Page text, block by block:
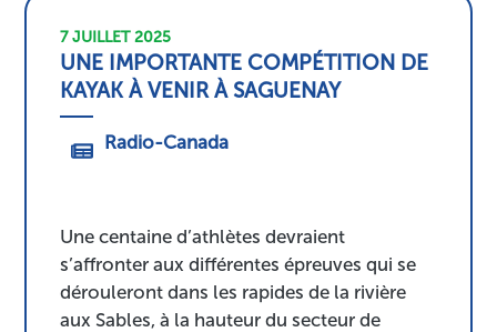
7 JUILLET 2025
UNE IMPORTANTE COMPÉTITION DE
KAYAK À VENIR À SAGUENAY
Radio-Canada
Une centaine d’athlètes devraient
s’affronter aux différentes épreuves qui se
dérouleront dans les rapides de la rivière
aux Sables, à la hauteur du secteur de